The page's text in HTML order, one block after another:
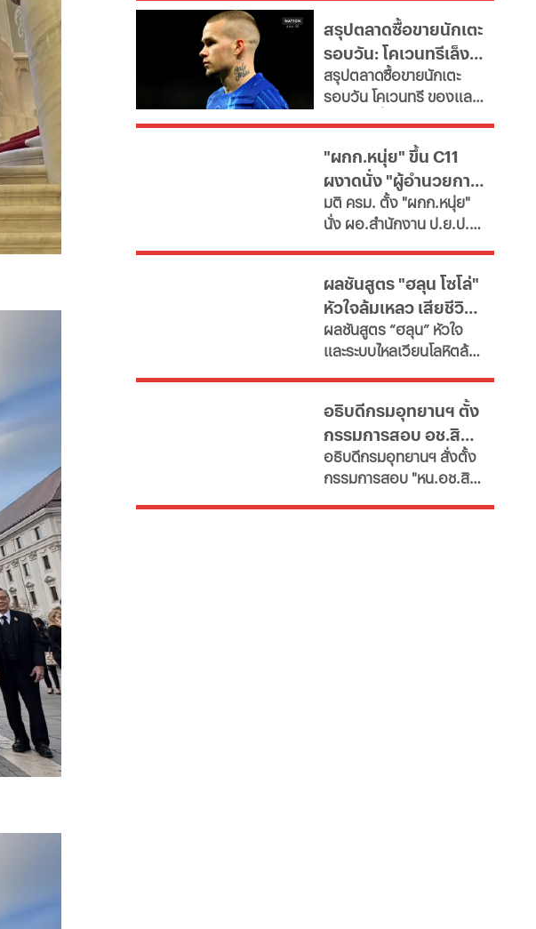
ขนาดใหญ่ มีทั้งราคาน้ำมัน
ดีเซล เบนซิน และ แก๊สโซ
ฮอล์
สรุปตลาดซื้อขายนักเตะ
รอบวัน: โคเวนทรีเล็ง
"มูดริก" สาลิกาปัดปืน
ซื้อ "กิมาไรส์"
สรุปตลาดซื้อขายนักเตะ
รอบวัน โคเวนทรี ของแลม
ด้านสาลิกาดงปัดข้อเสนอ
แรกจาก อาร์เซนอล ในการ
ล่าตัว "กิมาไรส์" ขณะที่ โค
โม่ ปิดดีล "ชาโลบาห์"
"ผกก.หนุ่ย" ขึ้น C11
ผงาดนั่ง "ผู้อำนวยการ
ป.ย.ป."
มติ ครม. ตั้ง "ผกก.หนุ่ย"
นั่ง ผอ.สำนักงาน ป.ย.ป.
กมธ.งบประมาณ 2570
เสนอยุบเลิกหน่วยงาน
เนื่องจากภารกิจซ้ำซ้อน
ผลชันสูตร "ฮลุน โซโล่"
หัวใจล้มเหลว เสียชีวิต
ยังไม่ตัดปมสารพิษ
ผลชันสูตร “ฮลุน” หัวใจ
และระบบไหลเวียนโลหิตล้ม
พิษและอื่นๆ รอผลตรวจ
จาก "จอร์เจีย" เทียบเคียง
ญาติเตรียมรับร่างกลับ
บำเพ็ญกุศลที่บ้านเกิด
อธิบดีกรมอุทยานฯ ตั้ง
กรรมการสอบ อช.สิมิ
ลัน ให้วีระ พักแรม 4 ปี
ก่อน
อธิบดีกรมอุทยานฯ​ สั่งตั้ง
กรรมการสอบ "หน.อช.สิมิ